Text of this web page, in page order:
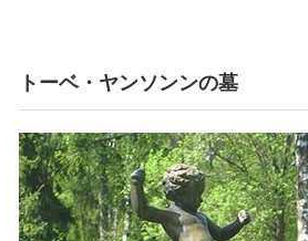
トーベ・ヤンソンンの墓